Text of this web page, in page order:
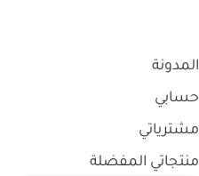
المدونة
حسابي
مشترياتي
منتجاتي المفضلة